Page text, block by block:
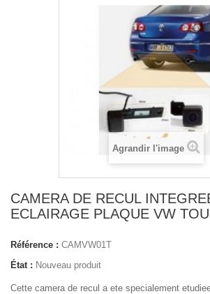
Agrandir l'image
CAMERA DE RECUL
ECLAIRAGE PLAQUE VW
Référence : CAMVW01T
État : Nouveau produit
Cette camera de recul a ete specialement